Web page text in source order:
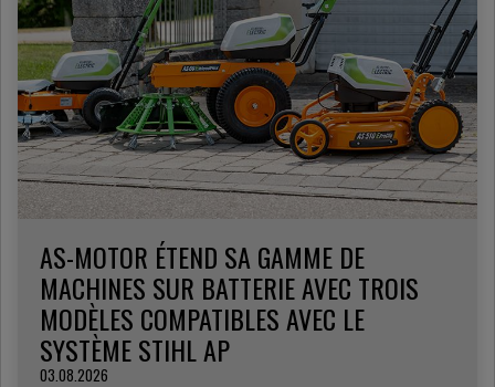
AS-MOTOR ÉTEND SA GAMME DE
MACHINES SUR BATTERIE AVEC TROIS
MODÈLES COMPATIBLES AVEC LE
SYSTÈME STIHL AP
03.08.2026